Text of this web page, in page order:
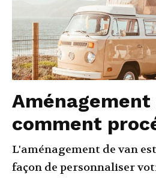
Aménagement
comment
L'aménagement de van
façon de personnaliser